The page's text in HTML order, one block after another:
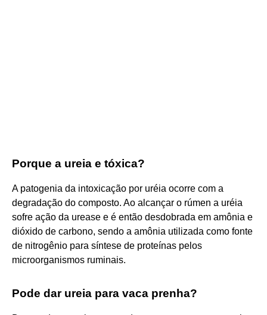
Porque a ureia e tóxica?
A patogenia da intoxicação por uréia ocorre com a
degradação do composto. Ao alcançar o rúmen a uréia
sofre ação da urease e é então desdobrada em amônia e
dióxido de carbono, sendo a amônia utilizada como fonte
de nitrogênio para síntese de proteínas pelos
microorganismos ruminais.
Pode dar ureia para vaca prenha?